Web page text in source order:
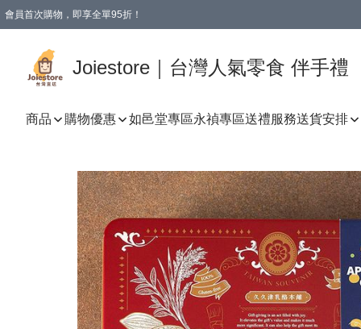
會員首次購物，即享全單95折！
Joiestore｜台灣人氣零食 伴手禮
商品 購物優惠 如邑堂專區永禎專區送禮服務送貨安排